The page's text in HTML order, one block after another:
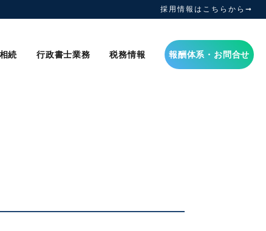
採用情報はこちらから➞
相続 行政書士業務 税務情報 報酬体系・お問合せ